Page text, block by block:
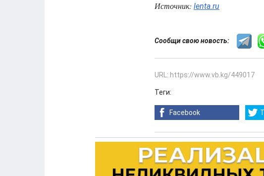
Источник: lenta.ru
Сообщи свою новость:
URL: https://www.vb.kg/449017
Теги:
Facebook